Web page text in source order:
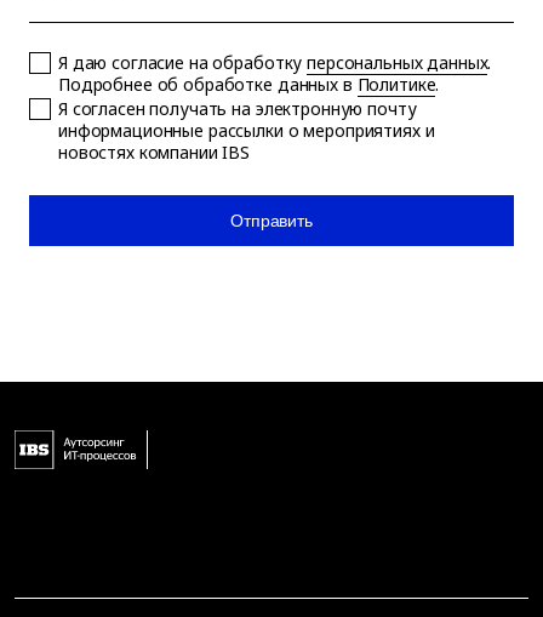
Я даю согласие на обработкуперсональных данных.
Подробнее об обработке данных в Политике.
Я согласен получать на электронную почту
информационные рассылки о мероприятиях и
новостях компании IBS
Отправить